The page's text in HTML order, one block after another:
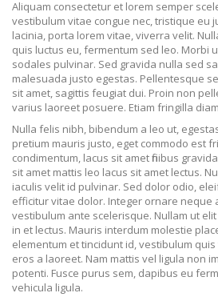
Aliquam consectetur et lorem semper
vestibulum vitae congue nec, tristique eu
lacinia, porta lorem vitae, viverra velit.
quis luctus eu, fermentum sed leo. Morbi
sodales pulvinar. Sed gravida nulla sed
malesuada justo egestas. Pellentesque
sit amet, sagittis feugiat dui. Proin non
varius laoreet posuere. Etiam fringilla
Nulla felis nibh, bibendum a leo ut,
pretium mauris justo, eget commodo est
condimentum, lacus sit amet finibus
sit amet mattis leo lacus sit amet lectus.
iaculis velit id pulvinar. Sed dolor odio,
efficitur vitae dolor. Integer ornare neque
vestibulum ante scelerisque. Nullam ut
in et lectus. Mauris interdum molestie
elementum et tincidunt id, vestibulum
eros a laoreet. Nam mattis vel ligula non
potenti. Fusce purus sem, dapibus eu
vehicula ligula.